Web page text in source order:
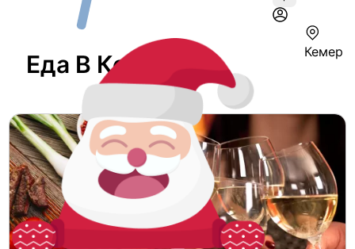
Кемер
Еда В Кемере